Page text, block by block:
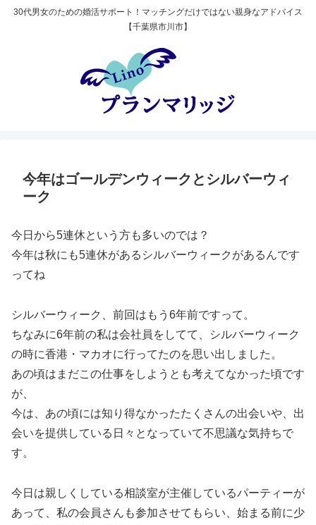
30代男女のための婚活サポート！マッチングだけではない親身なアドバイス
【千葉県市川市】
今年はゴールデンウィークとシルバーウィ
ーク
今日から5連休という方も多いのでは？
今年は秋にも5連休があるシルバーウィークがあるんです
ってね
シルバーウィーク、前回はもう6年前ですって。
ちなみに6年前の私は会社員をしてて、シルバーウィーク
の時に香港・マカオに行ってたのを思い出しました。
あの頃はまだこの仕事をしようとも考えてなかった頃です
が、
今は、あの頃には知り得なかったたくさんの出会いや、出
会いを提供している日々となっていて不思議な気持ちで
す。
今日は親しくしている相談室が主催しているパーティーが
あって、私の会員さんも参加させてもらい、始まる前に少